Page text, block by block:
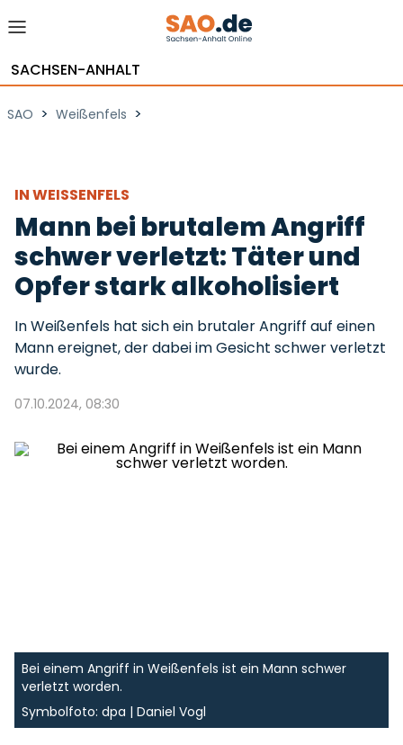
SACHSEN-ANHALT
SAO > Weißenfels >
IN WEISSENFELS
Mann bei brutalem Angriff
schwer verletzt: Täter und
Opfer stark alkoholisiert
In Weißenfels hat sich ein brutaler Angriff auf einen
Mann ereignet, der dabei im Gesicht schwer verletzt
wurde.
07.10.2024, 08:30
Bei einem Angriff in Weißenfels ist ein Mann schwer
verletzt worden.
Symbolfoto: dpa | Daniel Vogl